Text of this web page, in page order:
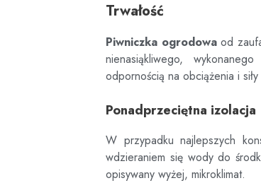
Trwałość
Piwniczka ogrodowaod
nienasiąkliwego,
odpornością na obciążenia i
Ponadprzeciętna izolacja
W przypadku najlepszych
wdzieraniem się wody do
opisywany wyżej, mikroklimat.